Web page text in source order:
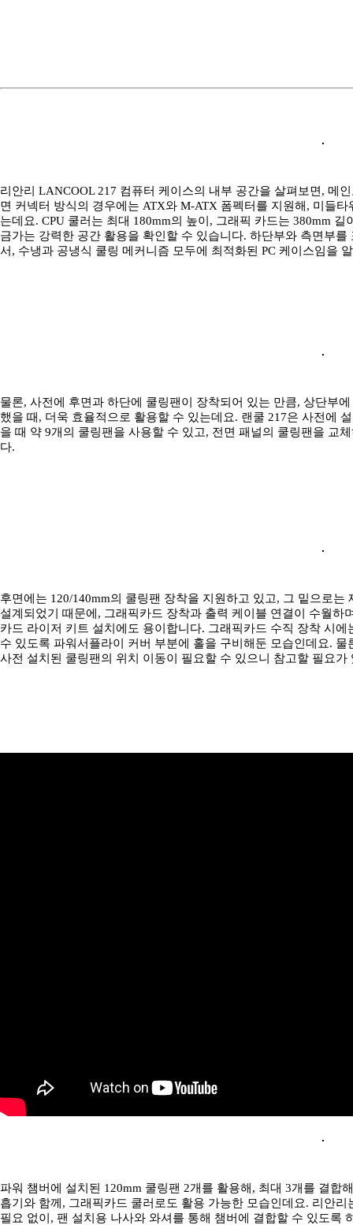
리안리 LANCOOL 217 컴퓨터 케이스의 내부 공간을 살펴보면, 메
면 커넥터 방식의 경우에는 ATX와 M-ATX 폼펙터를 지원해, 미들
는데요. CPU 쿨러는 최대 180mm의 높이, 그래픽 카드는 380mm
금가는 강력한 공간 활용을 확인할 수 있습니다. 하단부와 측면부
서, 수냉과 공냉식 쿨링 메커니즘 모두에 최적화된 PC 케이스임을
물론, 사전에 후면과 하단에 쿨링팬이 장착되어 있는 만큼, 상단부
했을 때, 더욱 효율적으로 활용할 수 있는데요. 랜쿨 217은 사전에
을 때 약 9개의 쿨링팬을 사용할 수 있고, 전면 패널의 쿨링팬을 교
다.
후면에는 120/140mm의 쿨링팬 장착을 지원하고 있고, 그 밑으로
설계되었기 때문에, 그래픽카드 장착과 출력 케이블 연결이 수월하
카드 라이저 키트 설치에도 용이합니다. 그래픽카드 수직 장착 시
수 있도록 파워서플라이 커버 부분에 홀을 구비해둔 모습인데요.
사전 설치된 쿨링팬의 위치 이동이 필요할 수 있으니 참고할 필요가
파워 챔버에 설치된 120mm 쿨링팬 2개를 활용해, 최대 3개를 결합
흡기와 함께, 그래픽카드 쿨러로도 활용 가능한 모습인데요. 리안
필요 없이, 팬 설치용 나사와 와셔를 통해 챔버에 결합할 수 있도록